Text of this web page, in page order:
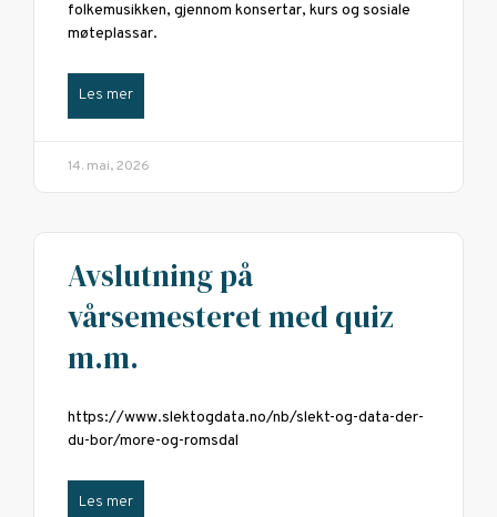
folkemusikken, gjennom konsertar, kurs og sosiale
møteplassar.
Les mer
14. mai, 2026
Avslutning på
vårsemesteret med quiz
m.m.
https://www.slektogdata.no/nb/slekt-og-data-der-
du-bor/more-og-romsdal
Les mer